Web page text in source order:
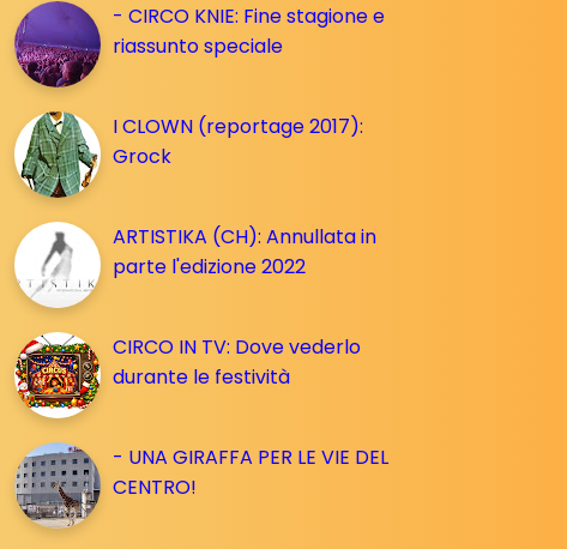
- CIRCO KNIE: Fine stagione e
riassunto speciale
I CLOWN (reportage 2017):
Grock
ARTISTIKA (CH): Annullata in
parte l'edizione 2022
CIRCO IN TV: Dove vederlo
durante le festività
- UNA GIRAFFA PER LE VIE DEL
CENTRO!